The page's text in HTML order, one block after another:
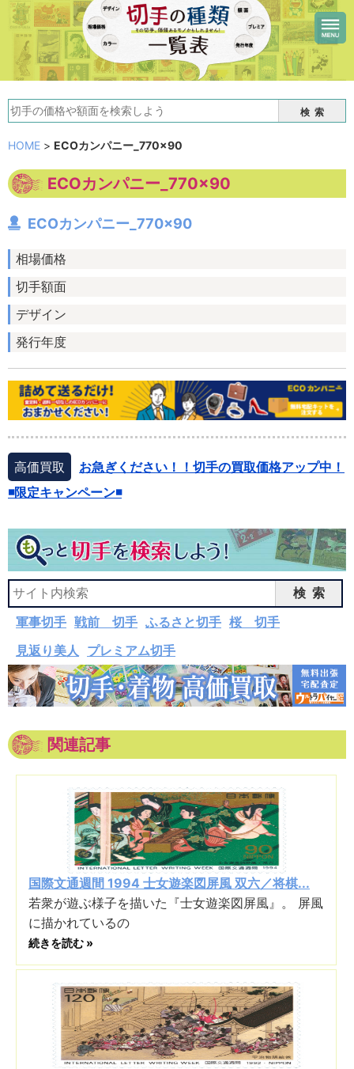
検索
HOME > ECOカンパニー_770×90
ECOカンパニー_770×90
ECOカンパニー_770×90
相場価格
切手額面
デザイン
発行年度
高価買取
お急ぎください！！切手の買取価格アップ中！
◾️限定キャンペーン◾️
検索
軍事切手 戦前 切手 ふるさと切手 桜 切手
見返り美人 プレミアム切手
関連記事
国際文通週間 1994 士女遊楽図屏風 双六／将棋...
若衆が遊ぶ様子を描いた『士女遊楽図屏風』。 屏風
に描かれているの
続きを読む »